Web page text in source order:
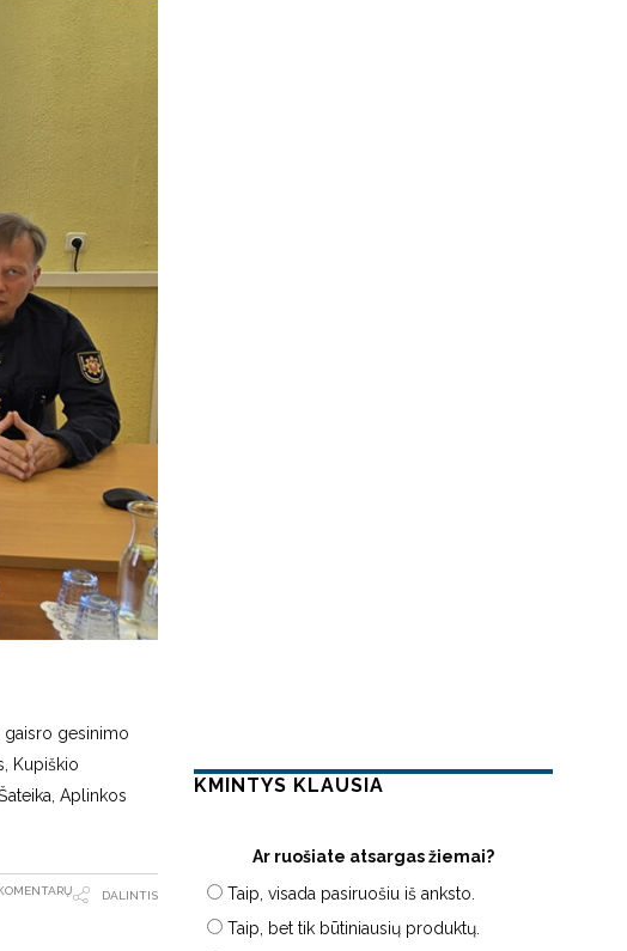
gaisro gesinimo
Kupiškio
Aplinkos
DALINTIS
KMINTYS KLAUSIA
Ar ruošiate atsargas žiemai?
Taip, visada pasiruošiu iš anksto.
Taip, bet tik būtiniausių produktų.